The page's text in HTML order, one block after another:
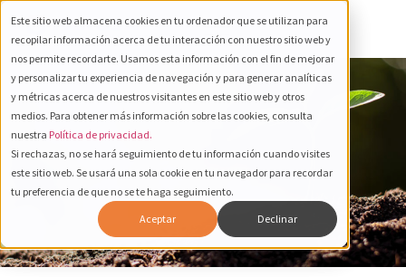
Este sitio web almacena cookies en tu ordenador que se utilizan para
recopilar información acerca de tu interacción con nuestro sitio web y
nos permite recordarte. Usamos esta información con el fin de mejorar
y personalizar tu experiencia de navegación y para generar analíticas
y métricas acerca de nuestros visitantes en este sitio web y otros
medios. Para obtener más información sobre las cookies, consulta
nuestra Política de privacidad.
Si rechazas, no se hará seguimiento de tu información cuando visites
este sitio web. Se usará una sola cookie en tu navegador para recordar
tu preferencia de que no se te haga seguimiento.
Aceptar Declinar